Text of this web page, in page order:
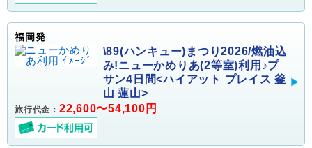
福岡発
\89(ハンキュー)まつり2026/燃油込
み!ニューかめりあ(2等室)利用♪プ
サン4日間<ハイアット プレイス 釜
山 蓮山>
旅行代金： 22,600〜54,100円